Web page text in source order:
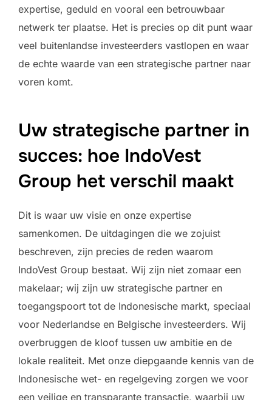
expertise, geduld en vooral een betrouwbaar
netwerk ter plaatse. Het is precies op dit punt waar
veel buitenlandse investeerders vastlopen en waar
de echte waarde van een strategische partner naar
voren komt.
Uw strategische partner in
succes: hoe IndoVest
Group het verschil maakt
Dit is waar uw visie en onze expertise
samenkomen. De uitdagingen die we zojuist
beschreven, zijn precies de reden waarom
IndoVest Group bestaat. Wij zijn niet zomaar een
makelaar; wij zijn uw strategische partner en
toegangspoort tot de Indonesische markt, speciaal
voor Nederlandse en Belgische investeerders. Wij
overbruggen de kloof tussen uw ambitie en de
lokale realiteit. Met onze diepgaande kennis van de
Indonesische wet- en regelgeving zorgen we voor
een veilige en transparante transactie, waarbij uw